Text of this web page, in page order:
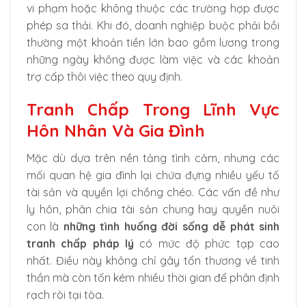
vi phạm hoặc không thuộc các trường hợp được
phép sa thải. Khi đó, doanh nghiệp buộc phải bồi
thường một khoản tiền lớn bao gồm lương trong
những ngày không được làm việc và các khoản
trợ cấp thôi việc theo quy định.
Tranh Chấp Trong Lĩnh Vực
Hôn Nhân Và Gia Đình
Mặc dù dựa trên nền tảng tình cảm, nhưng các
mối quan hệ gia đình lại chứa đựng nhiều yếu tố
tài sản và quyền lợi chồng chéo. Các vấn đề như
ly hôn, phân chia tài sản chung hay quyền nuôi
con là những tình huống đời sống dễ phát sinh
tranh chấp pháp lý có mức độ phức tạp cao
nhất. Điều này không chỉ gây tổn thương về tinh
thần mà còn tốn kém nhiều thời gian để phân định
rạch ròi tại tòa.